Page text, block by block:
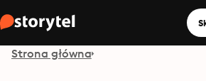
Strona główna